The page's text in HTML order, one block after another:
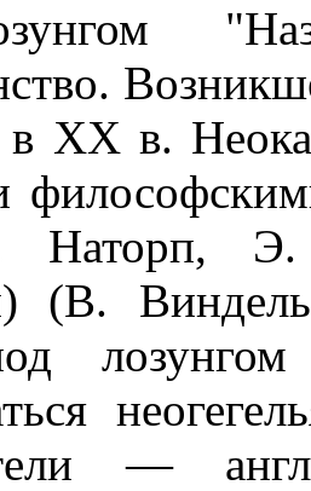
XX в.
Наторп, Э.
(В.
—